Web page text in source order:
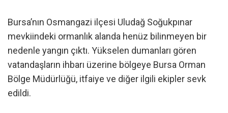
Bursa’nın Osmangazi ilçesi Uludağ Soğukpınar
mevkiindeki ormanlık alanda henüz bilinmeyen bir
nedenle yangın çıktı. Yükselen dumanları gören
vatandaşların ihbarı üzerine bölgeye Bursa Orman
Bölge Müdürlüğü, itfaiye ve diğer ilgili ekipler sevk
edildi.